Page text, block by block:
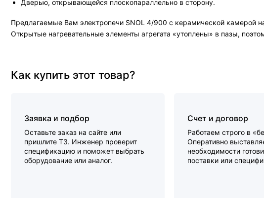
Дверью, открывающейся плоскопараллельно в сторону.
Предлагаемые Вам электропечи SNOL 4/900 с керамической камерой
Открытые нагревательные элементы агрегата «утоплены» в пазы,
Как купить этот товар?
Заявка и подбор
Оставьте заказ на сайте или
пришлите ТЗ. Инженер проверит
спецификацию и поможет выбрать
оборудование или аналог.
Счет и договор
Работаем строго в
Оперативно
необходимости
поставки или